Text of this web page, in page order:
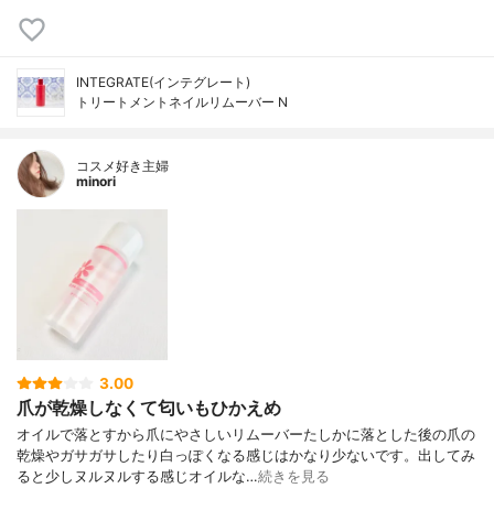
INTEGRATE(インテグレート)
トリートメントネイルリムーバー N
コスメ好き主婦
minori
3.00
爪が乾燥しなくて匂いもひかえめ
オイルで落とすから爪にやさしいリムーバーたしかに落とした後の爪の
乾燥やガサガサしたり白っぽくなる感じはかなり少ないです。出してみ
ると少しヌルヌルする感じオイルな…続きを見る